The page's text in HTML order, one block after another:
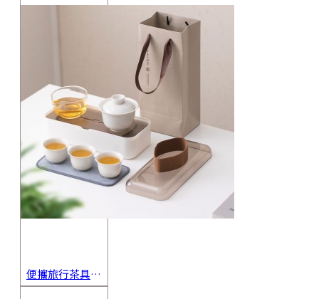
便攜旅行茶具組 茶杯 茶壺 陶瓷杯 泡茶組 茶具套裝 伴手禮 禮盒 禮品